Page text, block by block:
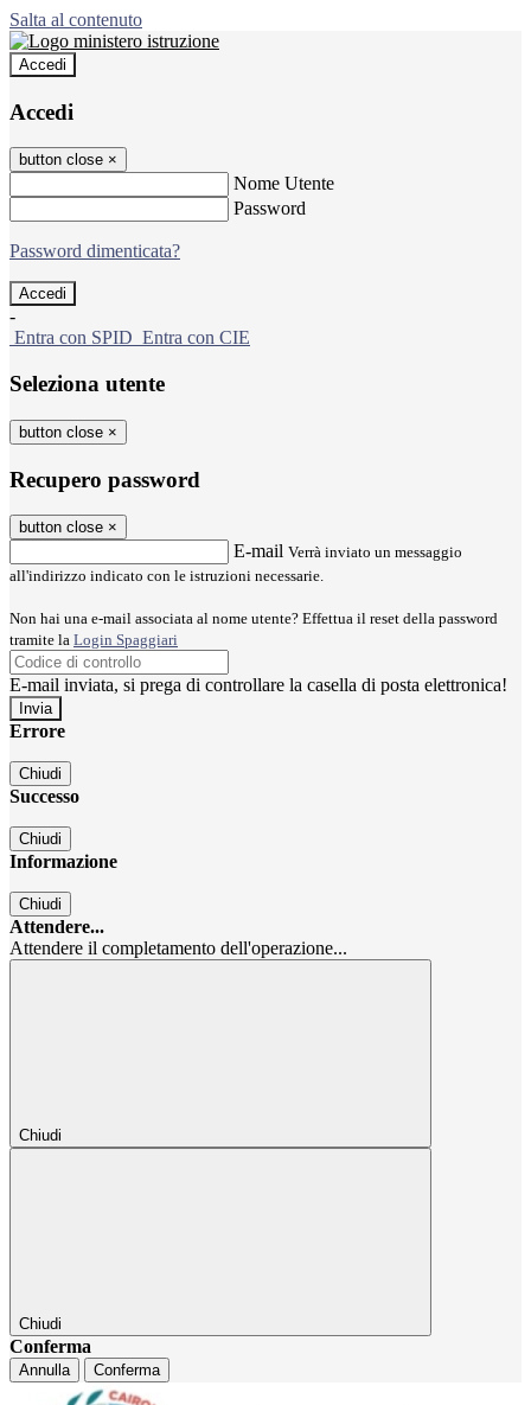
Salta al contenuto
Accedi
Accedi
button close ×
Nome Utente
Password
Password dimenticata?
-
Entra con SPID Entra con CIE
Seleziona utente
button close ×
Recupero password
button close ×
E-mail Verrà inviato un messaggio
all'indirizzo indicato con le istruzioni necessarie.
Non hai una e-mail associata al nome utente? Effettua il reset della password
tramite la Login Spaggiari
E-mail inviata, si prega di controllare la casella di posta elettronica!
Errore
Chiudi
Successo
Chiudi
Informazione
Chiudi
Attendere...
Attendere il completamento dell'operazione...
Chiudi
Chiudi
Conferma
Annulla Conferma